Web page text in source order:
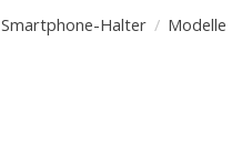
Smartphone-Halter / Modelle